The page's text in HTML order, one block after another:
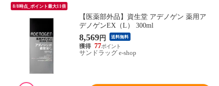
8/8時点_ポイント最大11倍
【医薬部外品】資生堂 アデノゲン 薬用ア
デノゲンEX（L） 300ml
8,569円 送料無料
77
サンドラッグ e-shop